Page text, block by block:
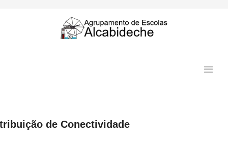
de Conectividade